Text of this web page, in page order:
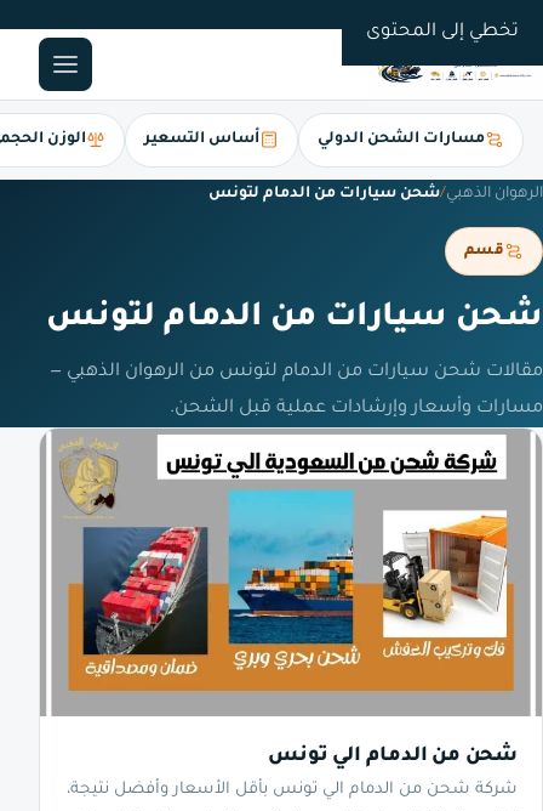
تخطي إلى المحتوى
مسارات الشحن الدولي أساس التسعير الوزن
الرهوان الذهبي/شحن سيارات من الدمام لتونس
قسم
شحن سيارات من الدمام لتونس
مقالات شحن سيارات من الدمام لتونس من الرهوان الذهبي —
مسارات وأسعار وإرشادات عملية قبل الشحن.
شحن من الدمام الي تونس
شركة شحن من الدمام الي تونس بأقل الأسعار وأفضل نتيجة،